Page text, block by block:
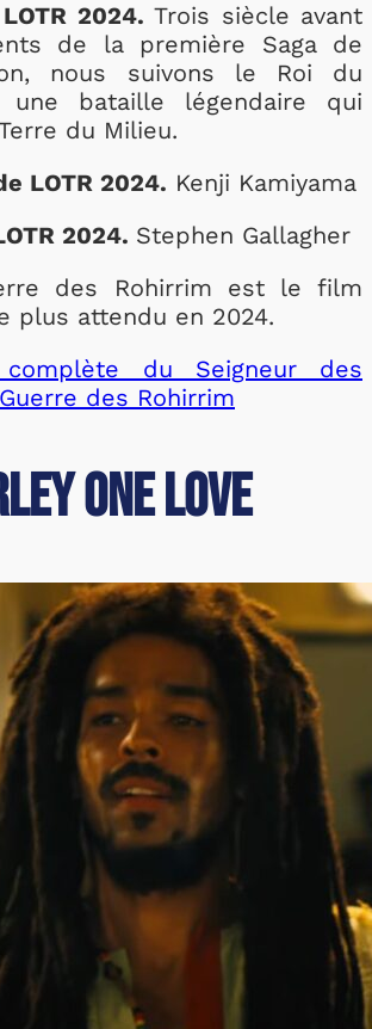
2024. Trois siècle avant
de la première Saga de
nous suivons le Roi du
une bataille légendaire qui
du Milieu.
LOTR 2024. Kenji Kamiyama
2024. Stephen Gallagher
des Rohirrim est le film
plus attendu en 2024.
du Seigneur des
des Rohirrim
One Love